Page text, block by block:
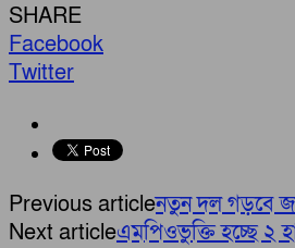
SHARE
Facebook
Twitter
Previous articleনতুন দল গড়বে
Next articleএমপিওভুক্তি হচ্ছে ২